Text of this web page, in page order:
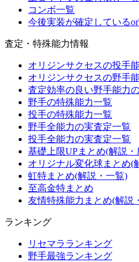
コンボ一覧
今後実装が確定している
査定・特殊能力情報
オリジンサクセスの投手
オリジンサクセスの野手
査定効率の良い野手能力
野手の特殊能力一覧
投手の特殊能力一覧
野手全能力の実査定一覧
投手全能力の実査定一覧
基礎上限UPまとめ(解説
オリジナル変化球まとめ(
虹特まとめ(解説・一覧)
至高金特まとめ
友情特殊能力まとめ(解説
ランキング
リセマラランキング
野手最強ランキング